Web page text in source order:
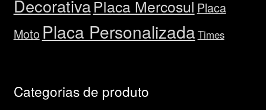
DecorativaPlaca Mercosul Placa
Moto Placa Personalizada Times
Categorias de produto